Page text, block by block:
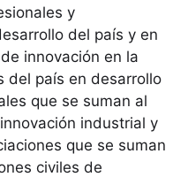
y
del país y en
innovación en la
del país en desarrollo
que se suman al
industrial y
que se suman
civiles de